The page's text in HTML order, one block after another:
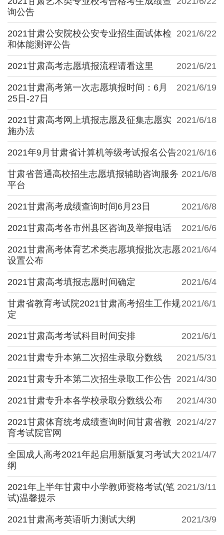
询公告
2021/6/22
2021甘肃公安院校公安专业招生面试体检
和体能测评公告
2021/6/21
2021甘肃高考志愿填报流程请看这里
2021/6/19
2021甘肃高考第一次志愿填报时间：6月
25日-27日
2021/6/18
2021甘肃高考网上填报志愿及征集志愿实
施办法
2021/6/16
2021年9月甘肃省计算机等级考试报名公告
2021/6/8
甘肃省普通高校招生志愿填报辅助咨询服务
平台
2021/6/8
2021甘肃高考成绩查询时间6月23日
2021/6/6
2021甘肃高考各市州县区咨询及举报电话
2021/6/4
2021甘肃高考体育艺术类志愿填报批次志愿
设置公布
2021/6/4
2021甘肃高考填报志愿时间确定
2021/6/1
甘肃省教育考试院2021甘肃高考招生工作规
定
2021/6/1
2021甘肃高考考试科目时间安排
2021/5/31
2021甘肃专升本第二次招生录取分数线
2021/4/30
2021甘肃专升本第二次招生录取工作公告
2021/4/30
2021甘肃专升本各学校录取分数线公布
2021/4/27
2021甘肃体育统考成绩查询时间甘肃省教
育考试院官网
2021/4/7
全国成人高考2021年起启用新版复习考试大
纲
2021/3/11
2021年上半年甘肃中小学教师资格考试(笔
试)温馨提示
2021/3/9
2021甘肃高考英语听力测试大纲